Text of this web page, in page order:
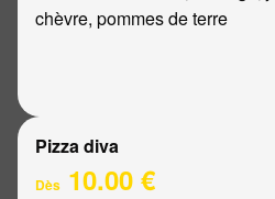
chèvre, pommes de terre
Pizza diva
Dès 10.00 €